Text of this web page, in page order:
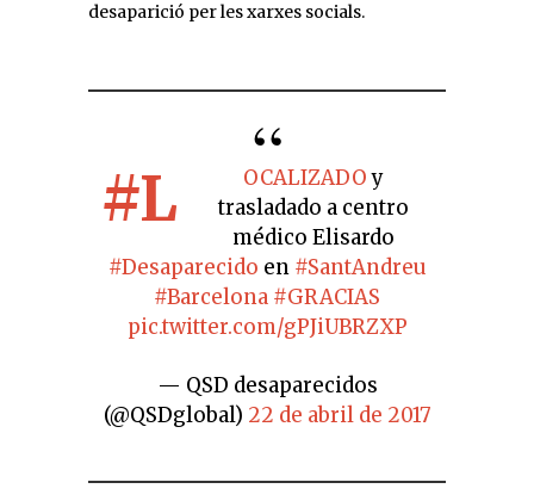
desaparició per les xarxes socials.
#L OCALIZADOy
trasladado a centro
médico Elisardo
#Desaparecido en #SantAndreu
#Barcelona #GRACIAS
pic.twitter.com/gPJiUBRZXP
— QSD desaparecidos
(@QSDglobal) 22 de abril de 2017